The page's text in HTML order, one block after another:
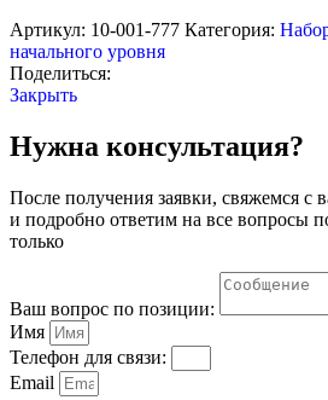
Артикул: 10-001-777 Категория:
начального уровня
Поделиться:
Закрыть
Нужна консультация?
После получения заявки, свяжемся с
и подробно ответим на все вопросы
только
Ваш вопрос по позиции:
Имя
Телефон для связи:
Email